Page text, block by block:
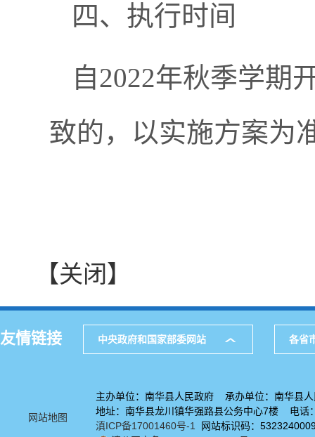
四、执行时间
自2022年秋季学期
致的，以实施方案为
【关闭】
友情链接 中央政府和国家部委网站 各省
网站地图
主办单位：南华县人民政府 承办单位：南华县人
地址：南华县龙川镇华强路县公务中心7楼 电
滇ICP备17001460号-1
网站标识码：